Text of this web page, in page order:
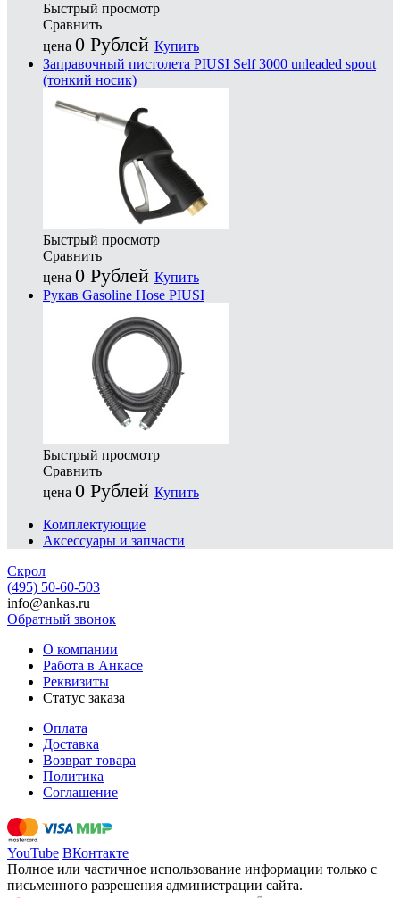
Быстрый просмотр
Сравнить
цена 0 Рублей Купить
Заправочный пистолета PIUSI Self 3000 unleaded spout
(тонкий носик)
Быстрый просмотр
Сравнить
цена 0 Рублей Купить
Рукав Gasoline Hose PIUSI
Быстрый просмотр
Сравнить
цена 0 Рублей Купить
Комплектующие
Аксессуары и запчасти
Скрол
(495) 50-60-503
info@ankas.ru
Обратный звонок
О компании
Работа в Анкасе
Реквизиты
Статус заказа
Оплата
Доставка
Возврат товара
Политика
Соглашение
YouTube ВКонтакте
Полное или частичное использование информации только с
письменного разрешения администрации сайта.